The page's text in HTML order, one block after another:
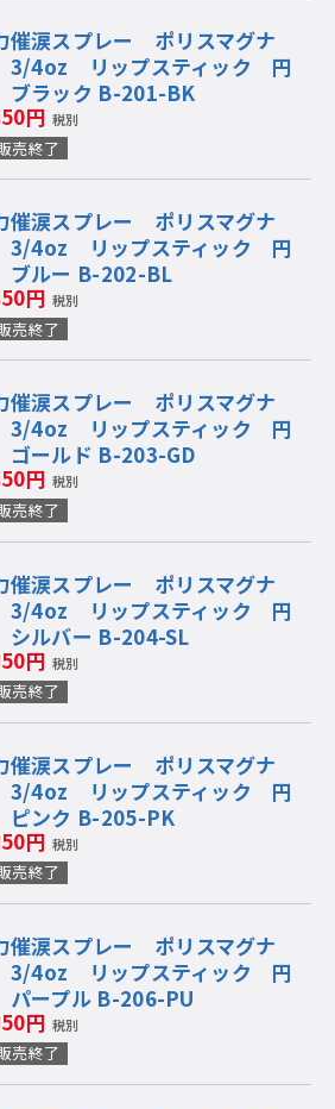
催涙スプレー ポリスマグナ
4oz リップスティック 円
ラック B-201-BK
円 税別
売終了
催涙スプレー ポリスマグナ
4oz リップスティック 円
ルー B-202-BL
円 税別
売終了
催涙スプレー ポリスマグナ
4oz リップスティック 円
ールド B-203-GD
円 税別
売終了
催涙スプレー ポリスマグナ
4oz リップスティック 円
ルバー B-204-SL
円 税別
売終了
催涙スプレー ポリスマグナ
4oz リップスティック 円
ンク B-205-PK
円 税別
売終了
催涙スプレー ポリスマグナ
4oz リップスティック 円
ープル B-206-PU
円 税別
売終了